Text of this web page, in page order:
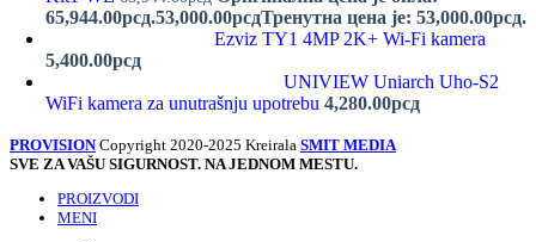
65,944.00рсд.53,000.00рсдТренутна цена је: 53,000.00рсд.
Ezviz TY1 4MP 2K+ Wi-Fi kamera
5,400.00рсд
UNIVIEW Uniarch Uho-S2
WiFi kamera za unutrašnju upotrebu 4,280.00рсд
PROVISIONCopyright 2020-2025 Kreirala SMIT MEDIA
SVE ZA VAŠU SIGURNOST. NA JEDNOM MESTU.
PROIZVODI
MENI